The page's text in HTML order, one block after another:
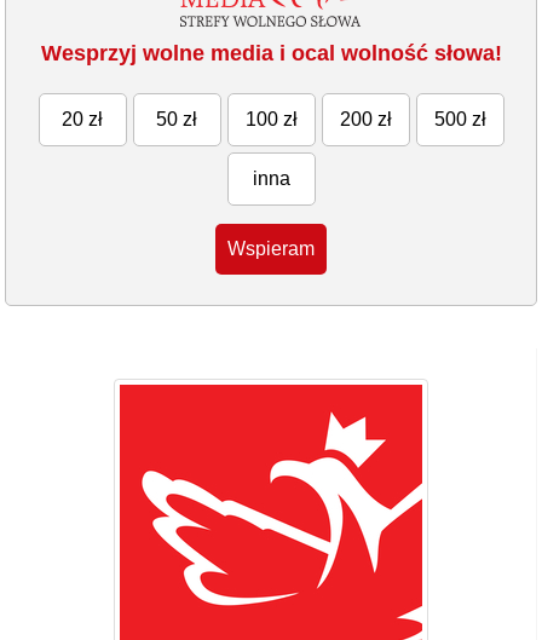
Wesprzyj wolne media i ocal wolność słowa!
20 zł 50 zł 100 zł 200 zł 500 zł
inna
Wspieram